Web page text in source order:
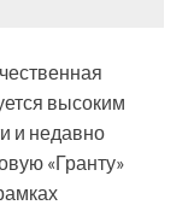
высоким
и недавно
«Гранту»